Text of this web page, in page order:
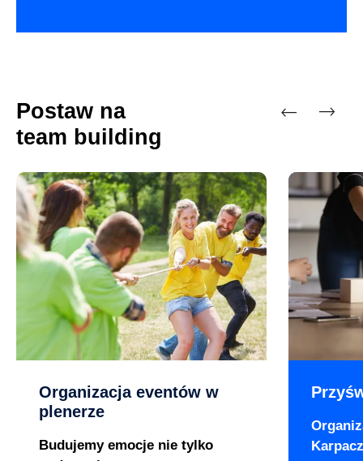
Postaw na
team building
Organizacja eventów w
plenerze
Budujemy emocje nie tylko